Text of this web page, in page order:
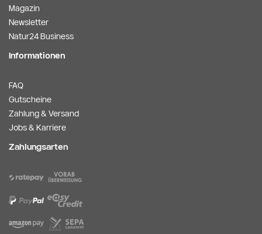
Magazin
Newsletter
Natur24 Business
Informationen
FAQ
Gutscheine
Zahlung & Versand
Jobs & Karriere
Zahlungsarten